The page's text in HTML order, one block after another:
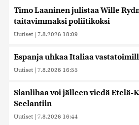
Timo Laaninen julistaa Wille
taitavimmaksi poliitikoksi
Uutiset | 7.8.2026 18:09
Espanja uhkaa Italiaa
Uutiset | 7.8.2026 16:55
Sianlihaa voi jälleen viedä Etelä-
Seelantiin
Uutiset | 7.8.2026 16:44